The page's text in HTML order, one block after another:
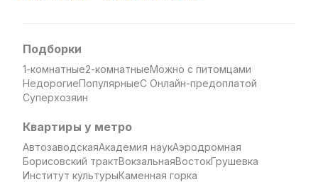
Подборки
1-комнатные2-комнатныеМожно с питомцами
НедорогиеПопулярныеС Онлайн-предоплатой
Суперхозяин
Квартиры у метро
АвтозаводскаяАкадемия наукАэродромная
Борисовский трактВокзальнаяВостокГрушевка
Институт культурыКаменная горка